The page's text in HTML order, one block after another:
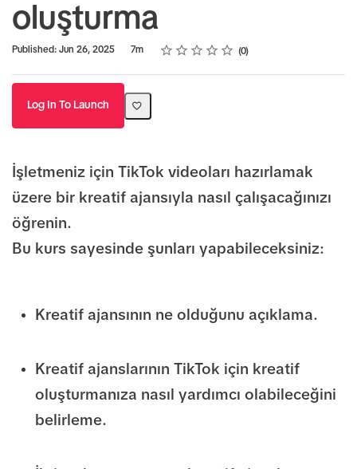
oluşturma
Published: Jun 26, 2025
Duration 7m Rating
1 star
2 stars
3 stars
4 stars
5 stars
Average rating: 0 0
No reviews
Log In To Launch
İşletmeniz için TikTok videoları hazırlamak
üzere bir kreatif ajansıyla nasıl çalışacağınızı
öğrenin.
Bu kurs sayesinde şunları yapabileceksiniz:
Kreatif ajansının ne olduğunu açıklama.
Kreatif ajanslarının TikTok için kreatif
oluşturmanıza nasıl yardımcı olabileceğini
belirleme.